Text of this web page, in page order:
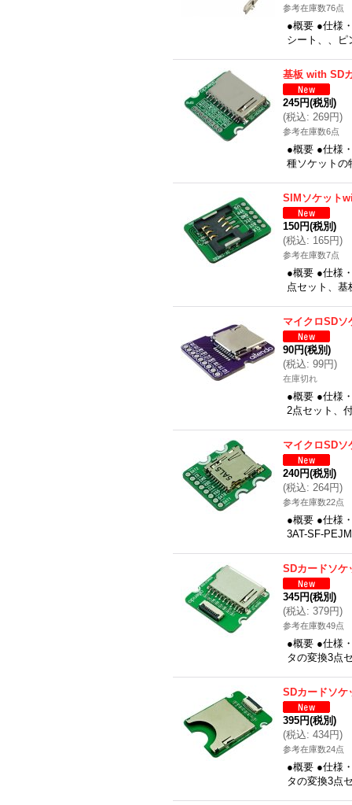
参考在庫数76点
●概要 ●仕様
シート、、
基板 with SD
245円(税別)
(税込: 269円)
参考在庫数6点
●概要 ●仕様
種ソケットの
SIMソケット
150円(税別)
(税込: 165円)
参考在庫数7点
●概要 ●仕様
点セット、
マイクロSD
90円(税別)
(税込: 99円)
在庫切れ
●概要 ●仕様
2点セット、
マイクロSD
240円(税別)
(税込: 264円)
参考在庫数22点
●概要 ●仕様
3AT-SF-
SDカードソケ
345円(税別)
(税込: 379円)
参考在庫数49点
●概要 ●仕様
タの変換3点
SDカードソケ
395円(税別)
(税込: 434円)
参考在庫数24点
●概要 ●仕様
タの変換3点